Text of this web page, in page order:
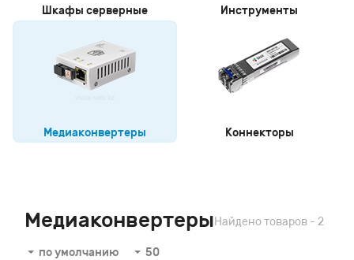
Шкафы серверные Инструменты
Медиаконвертеры Коннекторы
МедиаконвертерыНайдено товаров - 2
по умолчанию 50